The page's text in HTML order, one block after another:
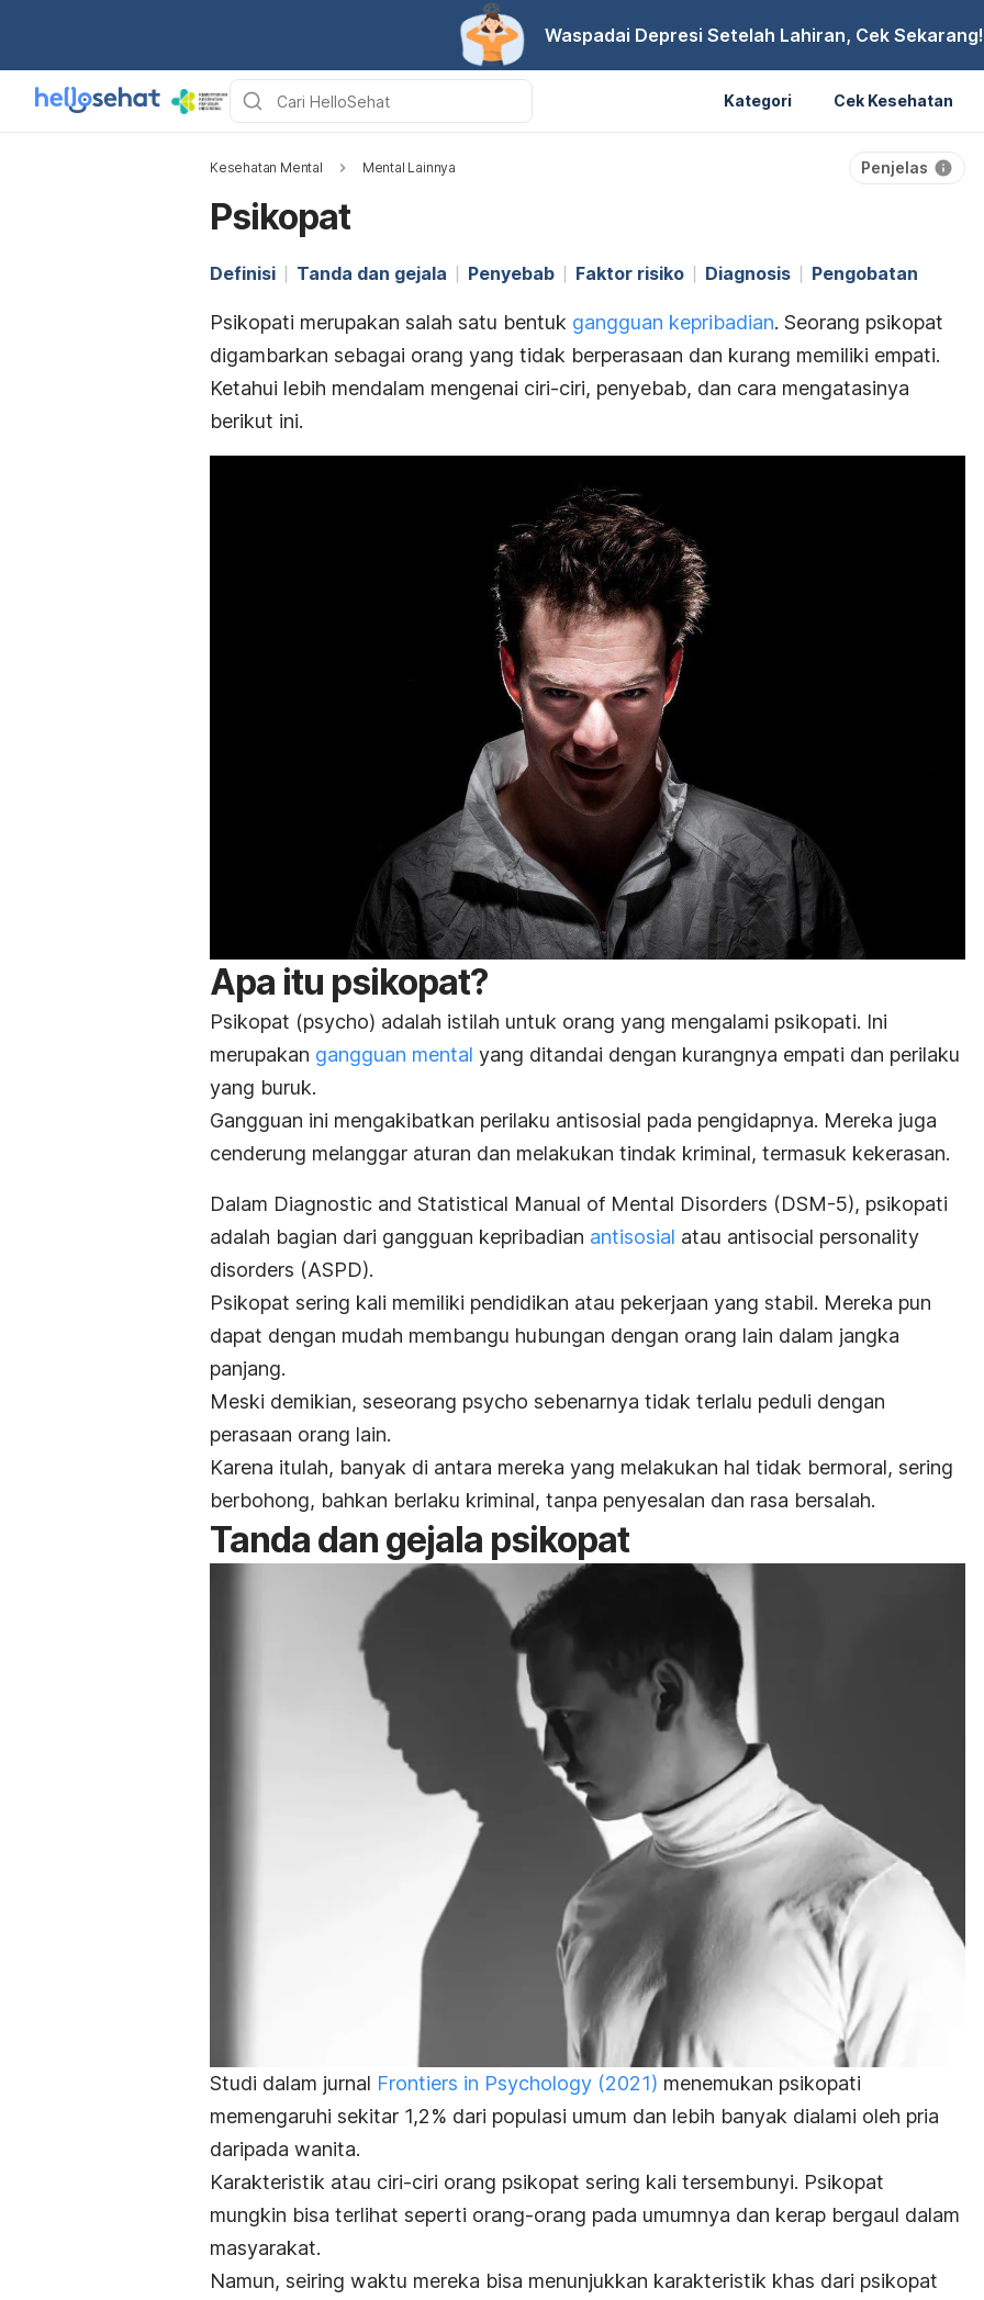
Waspadai Depresi Setelah Lahiran, Cek Sekarang!
Kategori Cek Kesehatan
Kesehatan Mental Mental Lainnya Penjelas
Psikopat
Definisi Tanda dan gejala Penyebab Faktor risiko Diagnosis Pengobatan
Psikopati merupakan salah satu bentuk gangguan kepribadian. Seorang psikopat
digambarkan sebagai orang yang tidak berperasaan dan kurang memiliki empati.
Ketahui lebih mendalam mengenai ciri-ciri, penyebab, dan cara mengatasinya
berikut ini.
Apa itu psikopat?
Psikopat (psycho) adalah istilah untuk orang yang mengalami psikopati. Ini
merupakan gangguan mental yang ditandai dengan kurangnya empati dan perilaku
yang buruk.
Gangguan ini mengakibatkan perilaku antisosial pada pengidapnya. Mereka juga
cenderung melanggar aturan dan melakukan tindak kriminal, termasuk kekerasan.
Dalam Diagnostic and Statistical Manual of Mental Disorders (DSM-5), psikopati
adalah bagian dari gangguan kepribadian antisosial atau antisocial personality
disorders (ASPD).
Psikopat sering kali memiliki pendidikan atau pekerjaan yang stabil. Mereka pun
dapat dengan mudah membangu hubungan dengan orang lain dalam jangka
panjang.
Meski demikian, seseorang psycho sebenarnya tidak terlalu peduli dengan
perasaan orang lain.
Karena itulah, banyak di antara mereka yang melakukan hal tidak bermoral, sering
berbohong, bahkan berlaku kriminal, tanpa penyesalan dan rasa bersalah.
Tanda dan gejala psikopat
Studi dalam jurnal Frontiers in Psychology (2021) menemukan psikopati
memengaruhi sekitar 1,2% dari populasi umum dan lebih banyak dialami oleh pria
daripada wanita.
Karakteristik atau ciri-ciri orang psikopat sering kali tersembunyi. Psikopat
mungkin bisa terlihat seperti orang-orang pada umumnya dan kerap bergaul dalam
masyarakat.
Namun, seiring waktu mereka bisa menunjukkan karakteristik khas dari psikopat